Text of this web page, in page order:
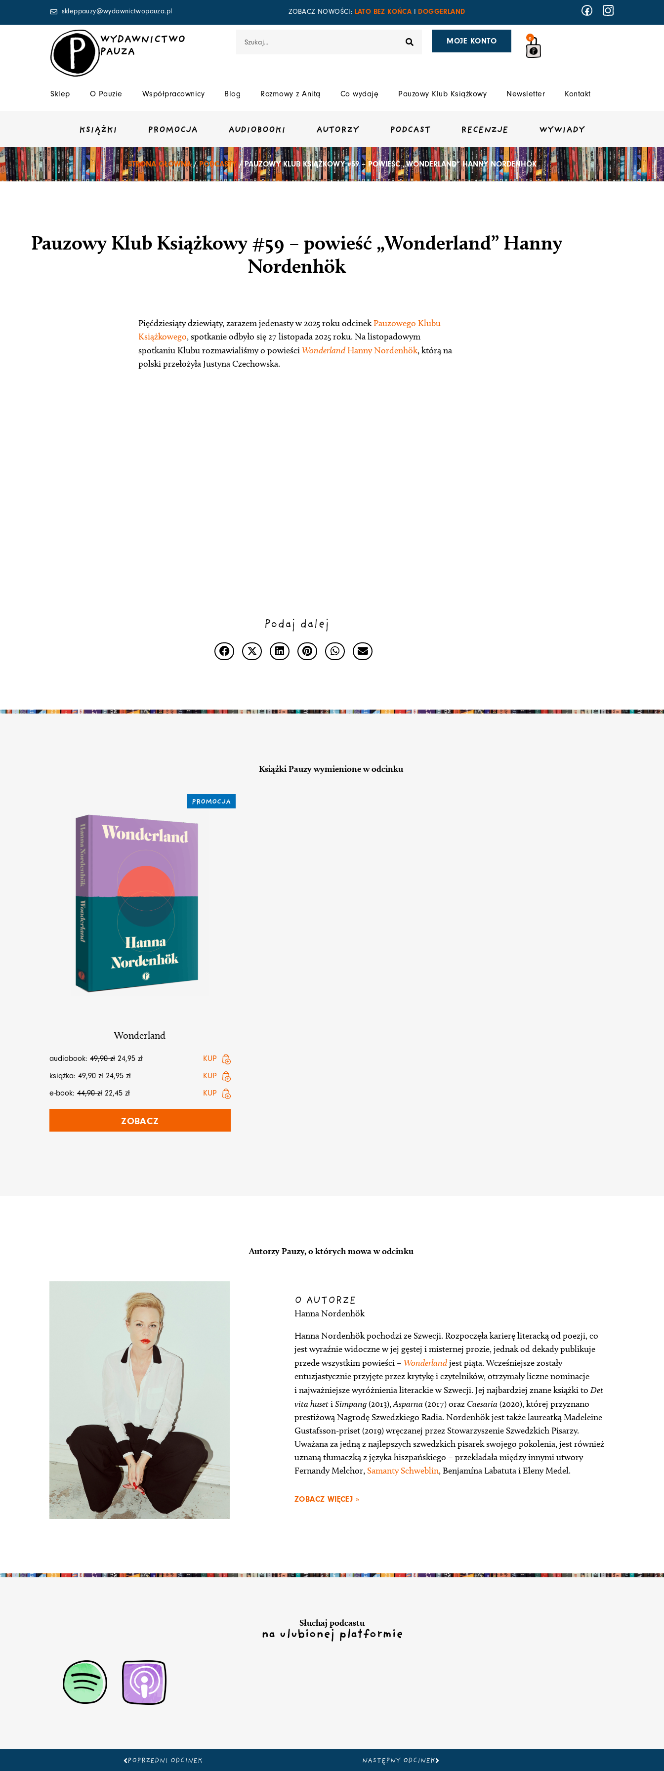
skleppauzy@wydawnictwopauza.pl ZOBACZ NOWOŚCI: LATO BEZ KOŃCA DOGGERLAND
WYDAWNICTWO
PAUZA
MOJE KONTO 0
Sklep O Pauzie Współpracownicy Blog Rozmowy z Anitą Co wydaję Pauzowy Klub Książkowy Newsletter Kontakt
KSIĄŻKI PROMOCJA AUDIOBOOKI AUTORZY PODCAST RECENZJE WYWIADY
STRONA GŁÓWNA/ PODCASTY/ PAUZOWY KLUB KSIĄŻKOWY #59 – POWIEŚĆ „WONDERLAND” HANNY NORDENHÖK
Pauzowy Klub Książkowy #59 – powieść „Wonderland” Hanny
Nordenhök
Pięćdziesiąty dziewiąty, zarazem jedenasty w 2025 roku odcinekPauzowego Klubu
Książkowego, spotkanie odbyło się 27 listopada 2025 roku. Na listopadowym
spotkaniu Klubu rozmawialiśmy o powieści Wonderland Hanny Nordenhök, którą na
polski przełożyła Justyna Czechowska.
Podaj dalej
Książki Pauzy wymienione w odcinku
PROMOCJA
Wonderland
audiobook: 49,90zł 24,95 zł
KUP
książka: 49,90zł 24,95 zł
KUP
e-book: 44,90zł 22,45 zł KUP
ZOBACZ
Autorzy Pauzy, o których mowa w odcinku
O AUTORZE
Hanna Nordenhök
Hanna Nordenhök pochodzi ze Szwecji. Rozpoczęła karierę literacką od poezji, co
jest wyraźnie widoczne w jej gęstej i misternej prozie, jednak od dekady publikuje
przede wszystkim powieści – Wonderlandjest piąta. Wcześniejsze zostały
entuzjastycznie przyjęte przez krytykę i czytelników, otrzymały liczne nominacje
i najważniejsze wyróżnienia literackie w Szwecji. Jej najbardziej znane książki to Det
vita husetiSimpang(2013),Asparna (2017) oraz Caesaria (2020), której przyznano
prestiżową Nagrodę Szwedzkiego Radia. Nordenhök jest także laureatką Madeleine
Gustafsson-priset (2019) wręczanej przez Stowarzyszenie Szwedzkich Pisarzy.
Uważana za jedną z najlepszych szwedzkich pisarek swojego pokolenia, jest również
uznaną tłumaczką z języka hiszpańskiego – przekładała między innymi utwory
Fernandy Melchor,Samanty Schweblin, Benjamína Labatuta i Eleny Medel.
ZOBACZ WIĘCEJ »
Słuchaj podcastu
na ulubionej platformie
Prev
POPRZEDNI ODCINEK NASTĘPNY ODCINEKNastępny